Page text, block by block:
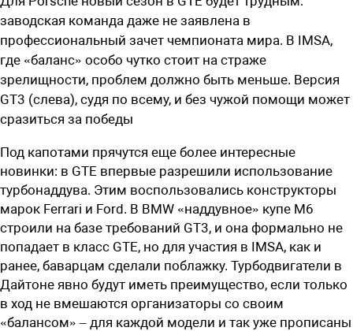
заводская команда даже не заявлена в
профессиональный зачет чемпионата мира. В IMSA,
где «баланс» особо чутко стоит на страже
зрелищности, проблем должно быть меньше. Версия
GT3 (слева), судя по всему, и без чужой помощи может
сразиться за победы
Под капотами прячутся еще более интересные
новинки: в GTE впервые разрешили использование
турбонаддува. Этим воспользовались конструкторы
марок Ferrari и Ford. В BMW «наддувное» купе М6
строили на базе требований GT3, и она формально не
попадает в класс GTE, но для участия в IMSA, как и
ранее, баварцам сделали поблажку. Турбодвигатели в
Дайтоне явно будут иметь преимущество, если только
в ход не вмешаются организаторы со своим
«балансом» – для каждой модели и так уже прописаны